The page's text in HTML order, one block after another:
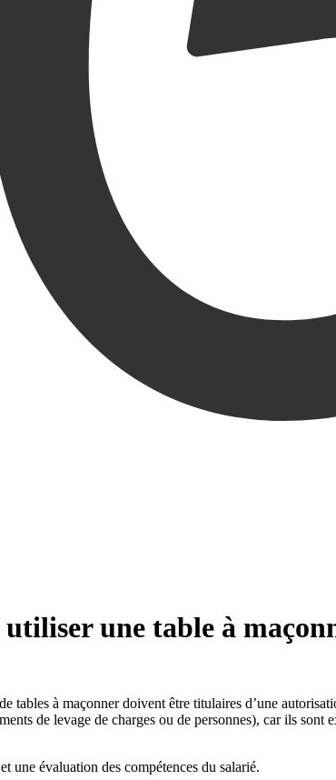
une table à
tables à maçonner doivent être titulaires d’une
de levage de charges ou de personnes), car ils sont
une évaluation des compétences du salarié.